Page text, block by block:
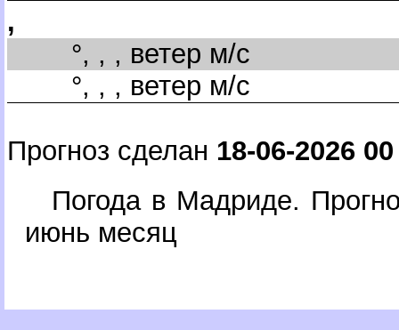
,
°, , , ветер м/с
°, , , ветер м/с
Прогноз сделан 18-06-2026
Погода в Мадриде.
июнь месяц